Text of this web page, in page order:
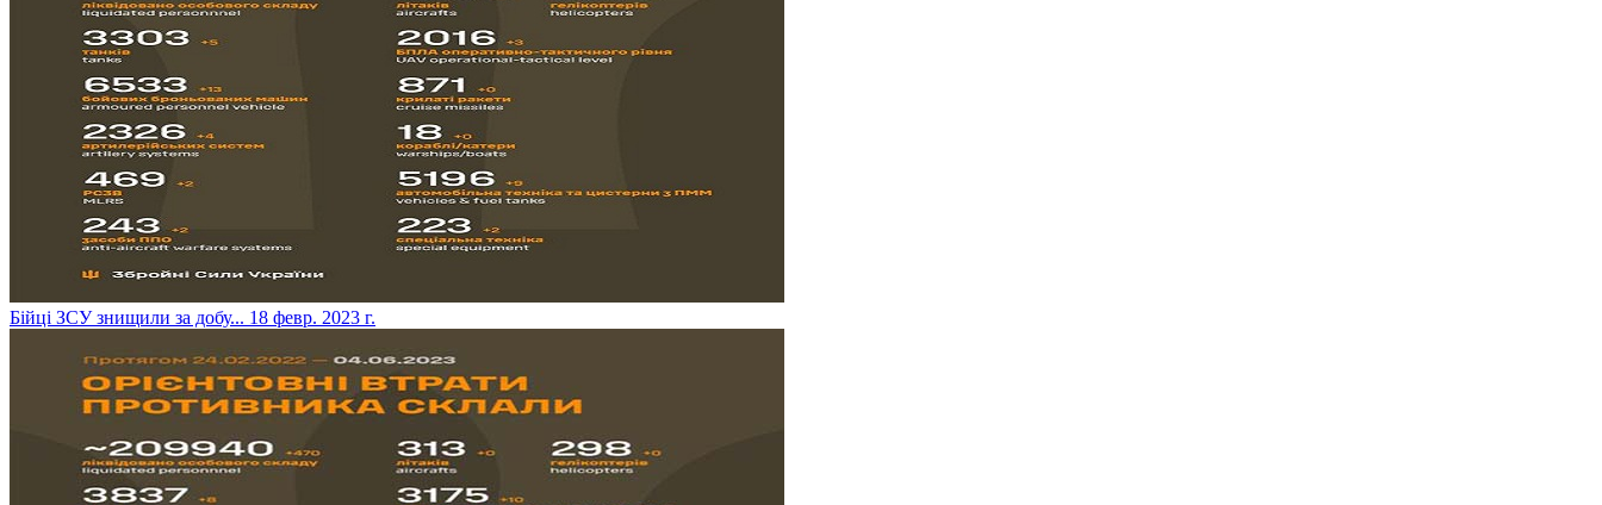
​Бійці ЗСУ знищили за добу... 18 февр. 2023 г.